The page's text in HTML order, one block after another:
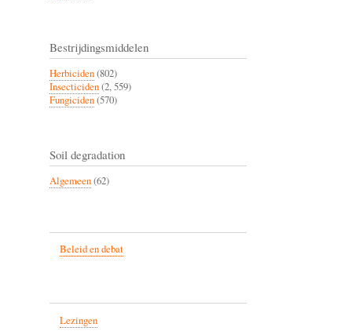
Bestrijdingsmiddelen
Herbiciden(802)
Insecticiden(2, 559)
Fungiciden(570)
Soil degradation
Algemeen(62)
Beleid en debat
Lezingen